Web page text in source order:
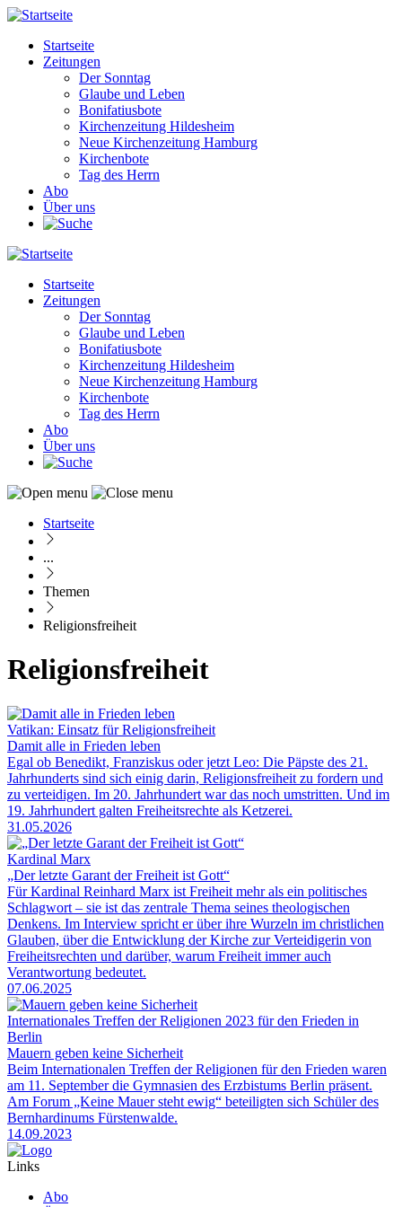
Direkt
Inhalt
Main
navigation
Startseite
Zeitungen
Der Sonntag
Glaube und Leben
Bonifatiusbote
Kirchenzeitung Hildesheim
Neue Kirchenzeitung Hamburg
Kirchenbote
Tag des Herrn
Abo
Über uns
Main
navigation
Startseite
Zeitungen
Der Sonntag
Glaube und Leben
Bonifatiusbote
Kirchenzeitung Hildesheim
Neue Kirchenzeitung Hamburg
Kirchenbote
Tag des Herrn
Abo
Über uns
Pfadnavigation
Startseite
...
Themen
Religionsfreiheit
Religionsfreiheit
Vatikan: Einsatz für Religionsfreiheit
Damit alle in Frieden leben
Egal ob Benedikt, Franziskus oder jetzt Leo: Die Päpste des 21.
Jahrhunderts sind sich einig darin, Religionsfreiheit zu fordern und
zu verteidigen. Im 20. Jahrhundert war das noch umstritten. Und im
19. Jahrhundert galten Freiheitsrechte als Ketzerei.
31.05.2026
Kardinal Marx
„Der letzte Garant der Freiheit ist Gott“
Für Kardinal Reinhard Marx ist Freiheit mehr als ein politisches
Schlagwort – sie ist das zentrale Thema seines theologischen
Denkens. Im Interview spricht er über ihre Wurzeln im christlichen
Glauben, über die Entwicklung der Kirche zur Verteidigerin von
Freiheitsrechten und darüber, warum Freiheit immer auch
Verantwortung bedeutet.
07.06.2025
Internationales Treffen der Religionen 2023 für den Frieden in
Berlin
Mauern geben keine Sicherheit
Beim Internationalen Treffen der Religionen für den Frieden waren
am 11. September die Gymnasien des Erzbistums Berlin präsent.
Am Forum „Keine Mauer steht ewig“ beteiligten sich Schüler des
Bernhardinums Fürstenwalde.
14.09.2023
Links
Abo